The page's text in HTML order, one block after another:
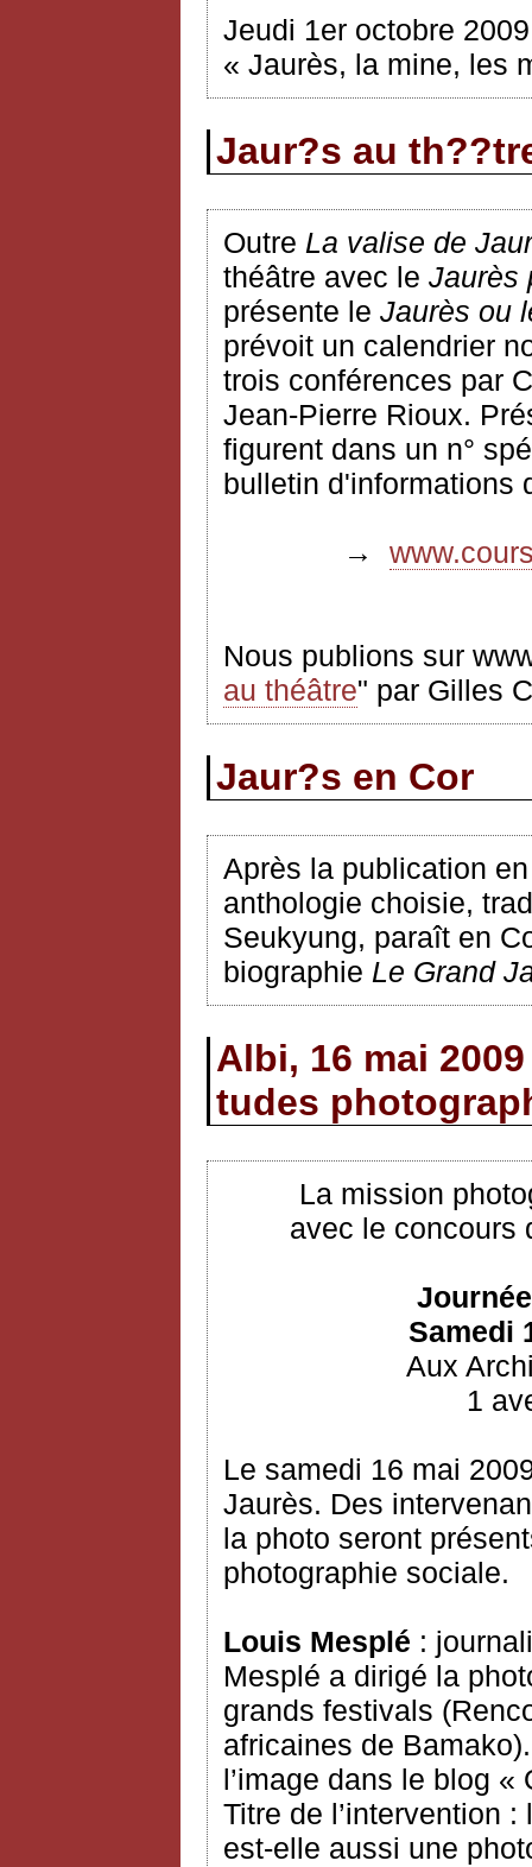
Jeudi 1er octobre
« Jaurès, la mine, les
Jaur?s au
Outre La valise de
théâtre avec le Jaurès
présente le Jaurès ou
prévoit un calendrier
trois conférences par
Jean-Pierre Rioux.
figurent dans un n°
bulletin d'informations
→
Nous publions sur
au théâtre" par Gilles
Jaur?s en Cor
Après la publication
anthologie choisie,
Seukyung, paraît en
biographie Le Grand
Albi, 16 mai
tudes
La mission
avec le concours
Samedi
Aux
1
Le samedi 16 mai
Jaurès. Des
la photo seront
photographie sociale.
Louis Mesplé :
Mesplé a dirigé la
grands festivals
africaines de
l’image dans le blog
Titre de l’intervention
est-elle aussi une